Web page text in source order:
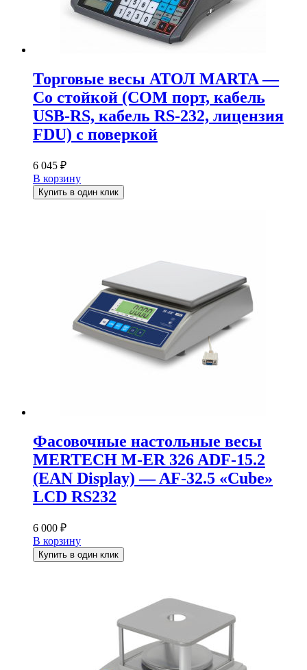
Торговые весы АТОЛ MARTA —
Со стойкой (СОМ порт, кабель
USB-RS, кабель RS-232, лицензия
FDU) с поверкой
6 045 ₽
В корзину
Купить в один клик
Фасовочные настольные весы
MERTECH M-ER 326 ADF-15.2
(EAN Display) — AF-32.5 «Cube»
LCD RS232
6 000 ₽
В корзину
Купить в один клик